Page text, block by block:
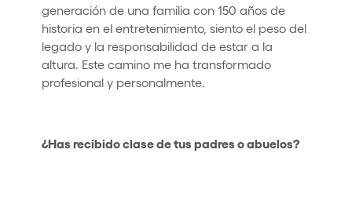
generación de una familia con 150 años de
historia en el entretenimiento, siento el peso del
legado y la responsabilidad de estar a la
altura. Este camino me ha transformado
profesional y personalmente.
¿Has recibido clase de tus padres o abuelos?